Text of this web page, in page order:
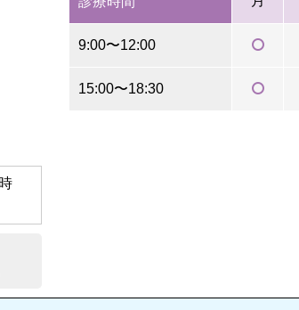
9:00〜12:00
15:00〜18:30